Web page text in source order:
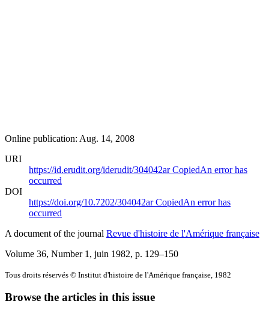
Online publication: Aug. 14, 2008
URI
https://id.erudit.org/iderudit/304042arCopiedAn error has
occurred
DOI
https://doi.org/10.7202/304042arCopiedAn error has
occurred
A document of the journal Revue d'histoire de l'Amérique française
Volume 36, Number 1, juin 1982, p. 129–150
Tous droits réservés © Institut d'histoire de l'Amérique française, 1982
Browse the articles in this issue